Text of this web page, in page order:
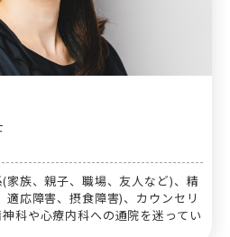
家族、親子、職場、友人など)、精
応障害、摂食障害)、カウンセリ
科や心療内科への通院を迷ってい